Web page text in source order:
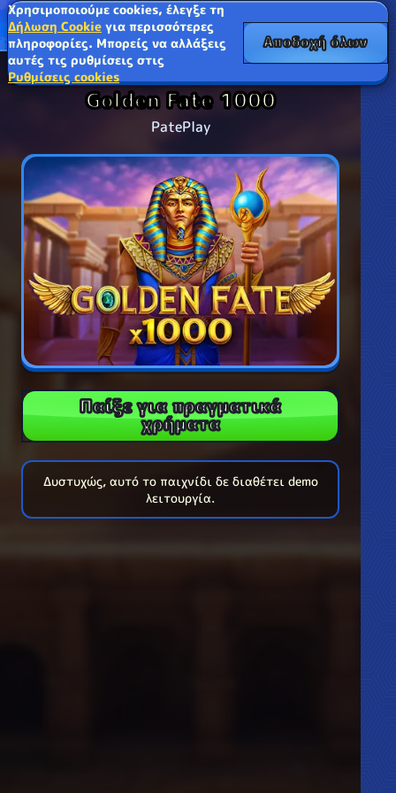
Golden Fate 1000
PatePlay
Παίξε για πραγματικά
χρήματα
Δυστυχώς, αυτό το παιχνίδι δε διαθέτει demo
λειτουργία.
Χρησιμοποιούμε cookies, έλεγξε τη
Δήλωση Cookie για περισσότερες
πληροφορίες. Μπορείς να αλλάξεις
αυτές τις ρυθμίσεις στις
Ρυθμίσεις cookies
Αποδοχή όλων